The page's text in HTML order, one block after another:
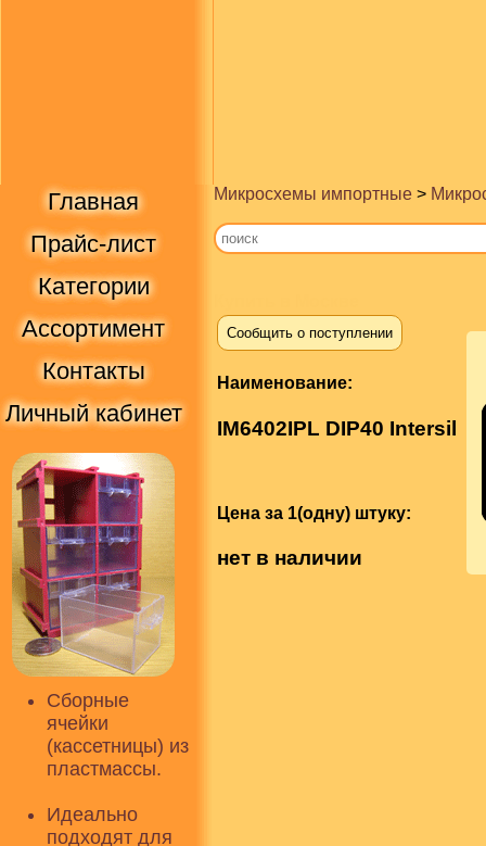
Главная
Прайс-лист
Категории
Ассортимент
Контакты
Личный кабинет
Сборные
ячейки
(кассетницы) из
пластмассы.
Идеально
подходят для
Микросхемы импортные >
Сообщить о поступлении
Наименование:
IM6402IPL DIP40 Intersil
Цена за 1(одну) штуку:
нет в наличии